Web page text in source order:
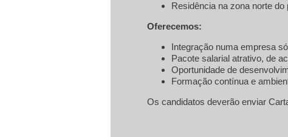
Residência na zona norte do
Oferecemos:
Integração numa empresa
Pacote salarial atrativo, de
Oportunidade de
Formação contínua e
​Os candidatos deverão enviar